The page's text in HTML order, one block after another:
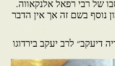
של רבי רפאל אלנקאווה.
נוסף בשם זה אך אין הדבר
דיעקב״ לרב יעקב בירדוגו